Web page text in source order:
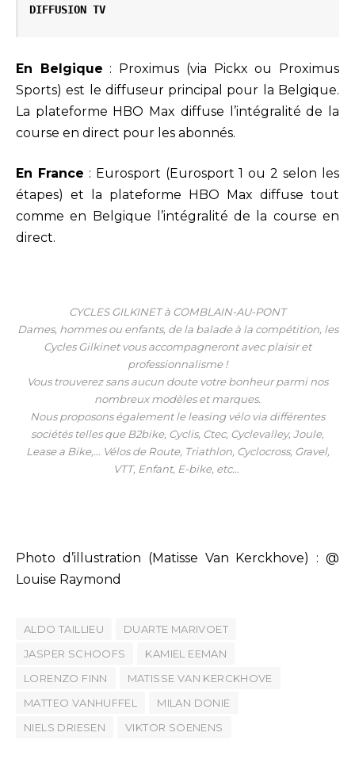
DIFFUSION TV
En Belgique : Proximus (via Pickx ou Proximus
Sports) est le diffuseur principal pour la Belgique.
La plateforme HBO Max diffuse l’intégralité de la
course en direct pour les abonnés.
En France : Eurosport (Eurosport 1 ou 2 selon les
étapes) et la plateforme HBO Max diffuse tout
comme en Belgique l’intégralité de la course en
direct.
CYCLES GILKINET à COMBLAIN-AU-PONT
Dames, hommes ou enfants, de la balade à la compétition, les
Cycles Gilkinet vous accompagneront avec plaisir et
professionnalisme !
Vous trouverez sans aucun doute votre bonheur parmi nos
nombreux modèles et marques.
Nous proposons également le leasing vélo via différentes
sociétés telles que B2bike, Cyclis, Ctec, Cyclevalley, Joule,
Lease a Bike,… Vélos de Route, Triathlon, Cyclocross, Gravel,
VTT, Enfant, E-bike, etc…
Photo d’illustration (Matisse Van Kerckhove) : @
Louise Raymond
ALDO TAILLIEU
DUARTE MARIVOET
JASPER SCHOOFS
KAMIEL EEMAN
LORENZO FINN
MATISSE VAN KERCKHOVE
MATTEO VANHUFFEL
MILAN DONIE
NIELS DRIESEN
VIKTOR SOENENS